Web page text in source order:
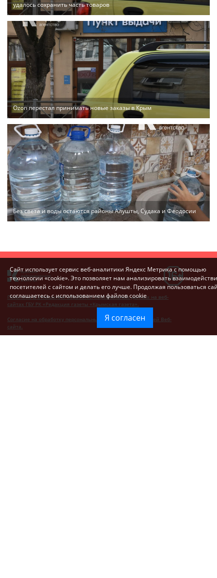
удалось сохранить часть товаров
Ozon перестал принимать новые заказы в Крым
Без света и воды остаются районы Алушты, Судака и Феодосии
Политика в отношении обработки персональных данных на веб-
сайтах ГБУ РК «Редакция газеты «Крымская газета».
Согласие на обработку персональных данных пользователей Веб-
сайта.
Сайт использует сервис веб-аналитики Яндекс Метрика с помощью
технологии «cookie». Это позволяет нам анализировать
посетителей с сайтом и делать его лучше. Продолжая пользоваться
соглашаетесь с использованием файлов cookie
Я согласен